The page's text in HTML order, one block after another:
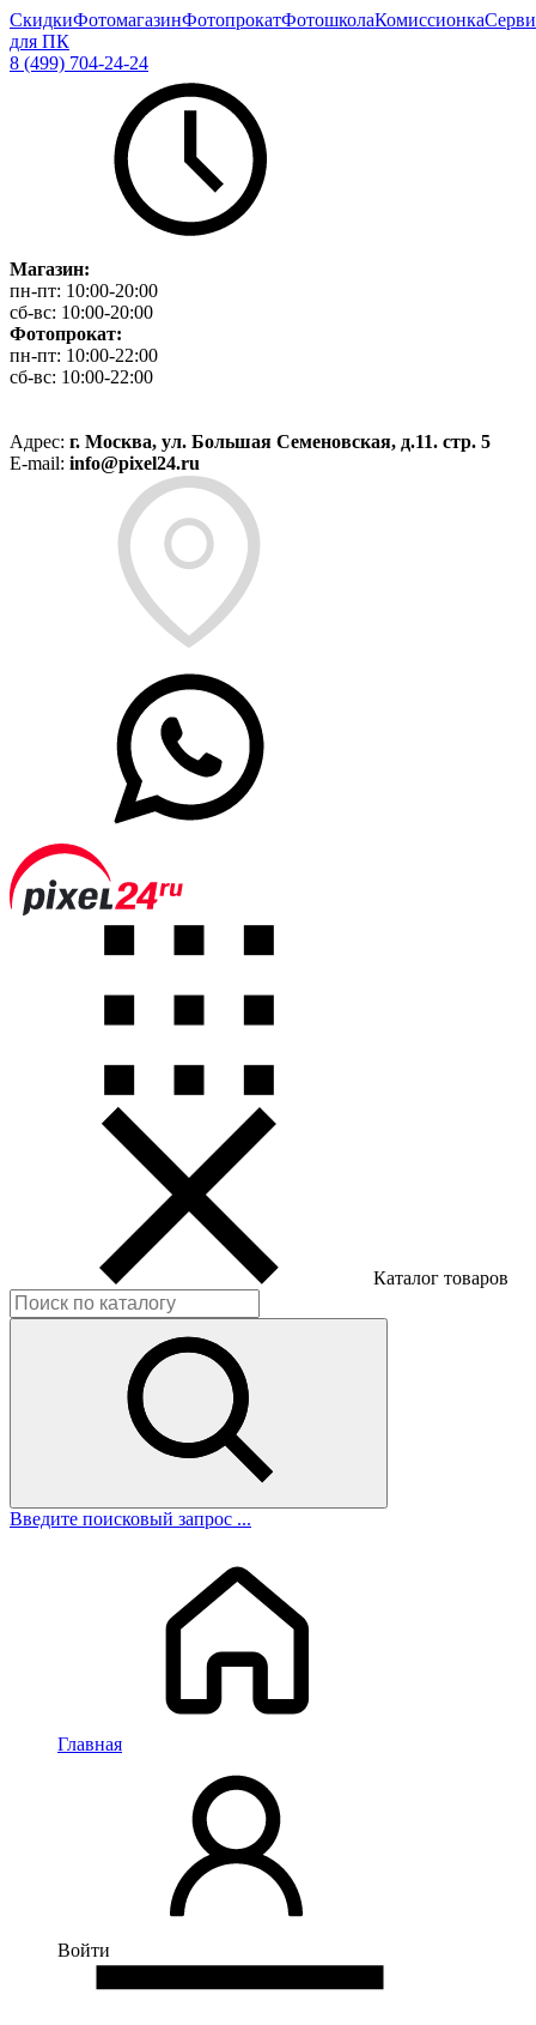
СкидкиФотомагазинФотопрокатФотошколаКомиссионка
для ПК
8 (499) 704-24-24
Магазин:
пн-пт: 10:00-20:00
сб-вс: 10:00-20:00
Фотопрокат:
пн-пт: 10:00-22:00
сб-вс: 10:00-22:00
Адрес: г. Москва, ул. Большая Семеновская, д.11. стр. 5
E-mail: info@pixel24.ru
Каталог товаров
Введите поисковый запрос ...
Главная
Войти